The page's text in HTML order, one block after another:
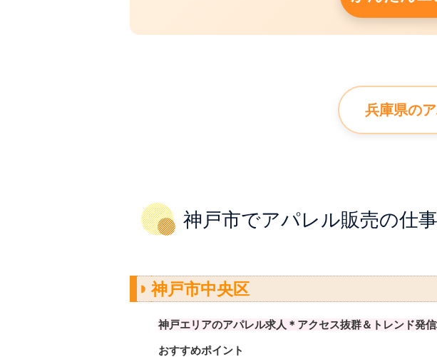
兵庫県の
神戸市でアパレル販売の仕
神戸市中央区
神戸エリアのアパレル求人＊アクセス抜群＆トレンド発
おすすめポイント